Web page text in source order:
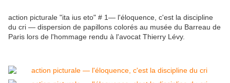
action picturale "ita ius eto" # 1— l'éloquence, c'est la discipline
du cri — dispersion de papillons colorés au musée du Barreau de
Paris lors de l'hommage rendu à l'avocat Thierry Lévy.